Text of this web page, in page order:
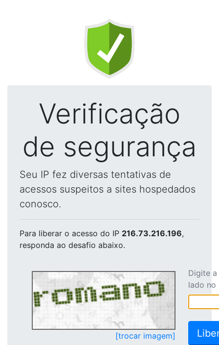
Verificação
de segurança
Seu IP fez diversas tentativas de
acessos suspeitos a sites hospedados
conosco.
Para liberar o acesso do IP 216.73.216.196,
responda ao desafio abaixo.
[trocar imagem]
Digite
lado no